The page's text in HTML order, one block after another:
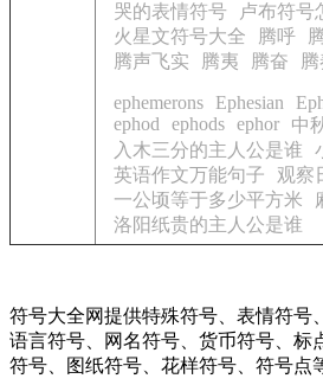
哭的表情符号
卢布符号
火星文符号大全
腾呼
腾声飞实
腾夷 腾奋
ephemerons
Ephesian
ephod
ephods ephor
中
入木三分的主人公是谁
英语作文万能句子
观察
一公顷等于多少平方米
洛阳纸贵的主人公是谁
符号大全网提供特殊符号、表情符号
语言符号、网名符号、货币符号、标
符号、图纸符号、花样符号、符号点